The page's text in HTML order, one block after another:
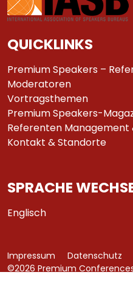
QUICKLINKS
Premium Speakers –
Moderatoren
Vortragsthemen
Premium Speakers-
Referenten Management
Kontakt & Standorte
SPRACHE
Englisch
©2026 Premium
Impressum Datenschutz